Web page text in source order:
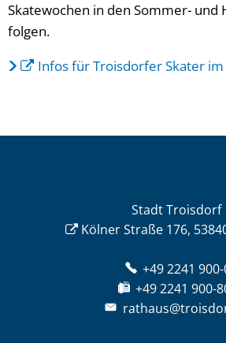
Skatewochen in den Sommer- und
folgen.
Infos für Troisdorfer Skater
Stadt Troisdorf
Kölner Straße 176,
+49 2241
+49 2241 900-